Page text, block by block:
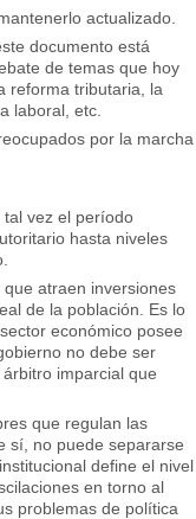
actualizado.
documento está
de temas que hoy
reforma tributaria, la
laboral, etc.
por la marcha
vez el período
hasta niveles
atraen inversiones
de la población. Es lo
económico posee
no debe ser
imparcial que
que regulan las
sí, no puede separarse
define el nivel
en torno al
problemas de política